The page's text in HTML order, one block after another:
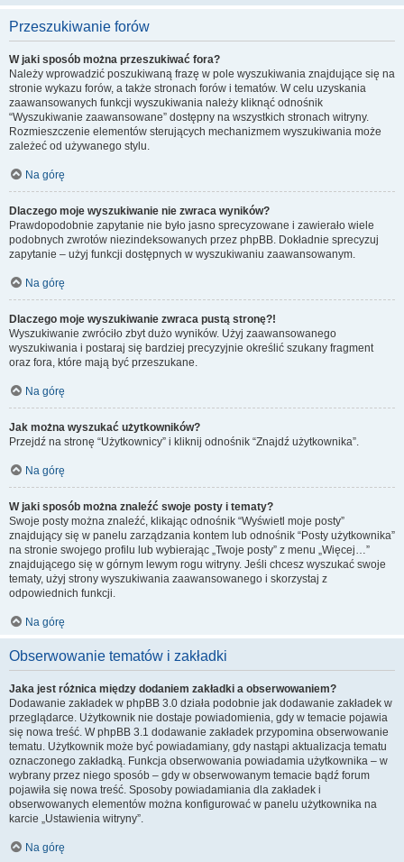
Przeszukiwanie forów
W jaki sposób można przeszukiwać fora?
Należy wprowadzić poszukiwaną frazę w pole wyszukiwania znajdujące się na
stronie wykazu forów, a także stronach forów i tematów. W celu uzyskania
zaawansowanych funkcji wyszukiwania należy kliknąć odnośnik
“Wyszukiwanie zaawansowane” dostępny na wszystkich stronach witryny.
Rozmieszczenie elementów sterujących mechanizmem wyszukiwania może
zależeć od używanego stylu.
Na górę
Dlaczego moje wyszukiwanie nie zwraca wyników?
Prawdopodobnie zapytanie nie było jasno sprecyzowane i zawierało wiele
podobnych zwrotów niezindeksowanych przez phpBB. Dokładnie sprecyzuj
zapytanie – użyj funkcji dostępnych w wyszukiwaniu zaawansowanym.
Na górę
Dlaczego moje wyszukiwanie zwraca pustą stronę?!
Wyszukiwanie zwróciło zbyt dużo wyników. Użyj zaawansowanego
wyszukiwania i postaraj się bardziej precyzyjnie określić szukany fragment
oraz fora, które mają być przeszukane.
Na górę
Jak można wyszukać użytkowników?
Przejdź na stronę “Użytkownicy” i kliknij odnośnik “Znajdź użytkownika”.
Na górę
W jaki sposób można znaleźć swoje posty i tematy?
Swoje posty można znaleźć, klikając odnośnik “Wyświetl moje posty”
znajdujący się w panelu zarządzania kontem lub odnośnik “Posty użytkownika”
na stronie swojego profilu lub wybierając „Twoje posty” z menu „Więcej…”
znajdującego się w górnym lewym rogu witryny. Jeśli chcesz wyszukać swoje
tematy, użyj strony wyszukiwania zaawansowanego i skorzystaj z
odpowiednich funkcji.
Na górę
Obserwowanie tematów i zakładki
Jaka jest różnica między dodaniem zakładki a obserwowaniem?
Dodawanie zakładek w phpBB 3.0 działa podobnie jak dodawanie zakładek w
przeglądarce. Użytkownik nie dostaje powiadomienia, gdy w temacie pojawia
się nowa treść. W phpBB 3.1 dodawanie zakładek przypomina obserwowanie
tematu. Użytkownik może być powiadamiany, gdy nastąpi aktualizacja tematu
oznaczonego zakładką. Funkcja obserwowania powiadamia użytkownika – w
wybrany przez niego sposób – gdy w obserwowanym temacie bądź forum
pojawiła się nowa treść. Sposoby powiadamiania dla zakładek i
obserwowanych elementów można konfigurować w panelu użytkownika na
karcie „Ustawienia witryny”.
Na górę